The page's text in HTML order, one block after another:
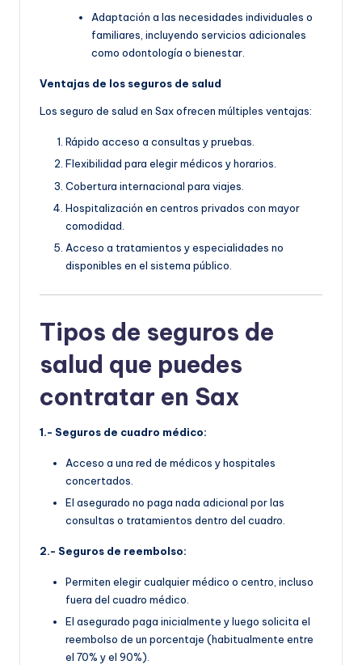
Adaptación a las necesidades individuales o
familiares, incluyendo servicios adicionales
como odontología o bienestar.
Ventajas de los seguros de salud
Los seguro de salud en Sax ofrecen múltiples ventajas:
Rápido acceso a consultas y pruebas.
Flexibilidad para elegir médicos y horarios.
Cobertura internacional para viajes.
Hospitalización en centros privados con mayor
comodidad.
Acceso a tratamientos y especialidades no
disponibles en el sistema público.
Tipos de seguros de
salud que puedes
contratar en Sax
1.- Seguros de cuadro médico:
Acceso a una red de médicos y hospitales
concertados.
El asegurado no paga nada adicional por las
consultas o tratamientos dentro del cuadro.
2.- Seguros de reembolso:
Permiten elegir cualquier médico o centro, incluso
fuera del cuadro médico.
El asegurado paga inicialmente y luego solicita el
reembolso de un porcentaje (habitualmente entre
el 70% y el 90%).